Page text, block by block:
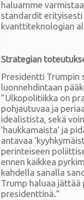
haluamme
standardit erityisesti
kvanttiteknologian
Strategian
Presidentti Trumpin
luonnehdintaan
”Ulkopolitiikka on
pohjautuvaa ja
idealistista, sekä
’haukkamaista’ ja
antavaa
perinteiseen
ennen kaikkea
kahdella sanalla
Trump haluaa jättää
presidenttinä.”